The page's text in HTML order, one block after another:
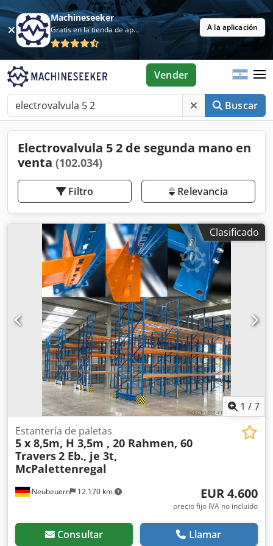
Machineseeker
Gratis en la tienda de aplicaciones A la aplicación
Buscar
Vender
Electrovalvula 5 2 de segunda mano en
venta (102.034)
Filtro Relevancia
Clasificado
1 /7
Neubeuern 12.170 km
Estantería de paletas
5 x 8,5m, H 3,5m , 20 Rahmen, 60
Travers2 Eb., je 3t,
McPalettenregal
EUR 4.600
precio fijo IVA no incluído
Consultar Llamar